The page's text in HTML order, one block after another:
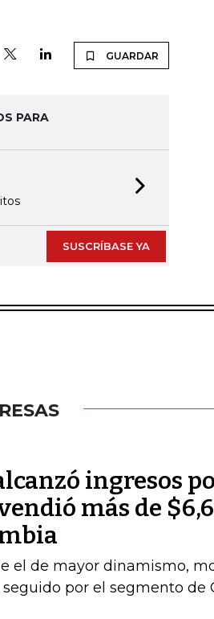
GUARDAR
PARA
SUSCRÍBASE YA
ingresos
más de $6,6
el de mayor dinamismo,
por el segmento de